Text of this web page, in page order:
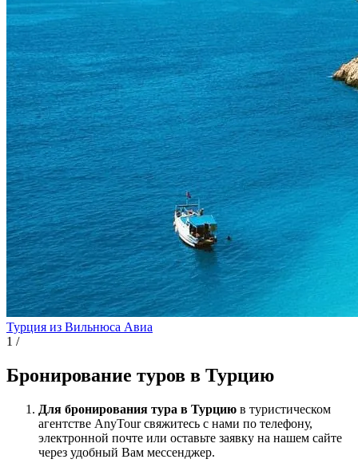
Турция из Вильнюса Авиа
1 /
Бронирование туров в Турцию
Для бронирования тура в Турцию в туристическом
агентстве AnyTour свяжитесь с нами по телефону,
электронной почте или оставьте заявку на нашем сайте
через удобный Вам мессенджер.